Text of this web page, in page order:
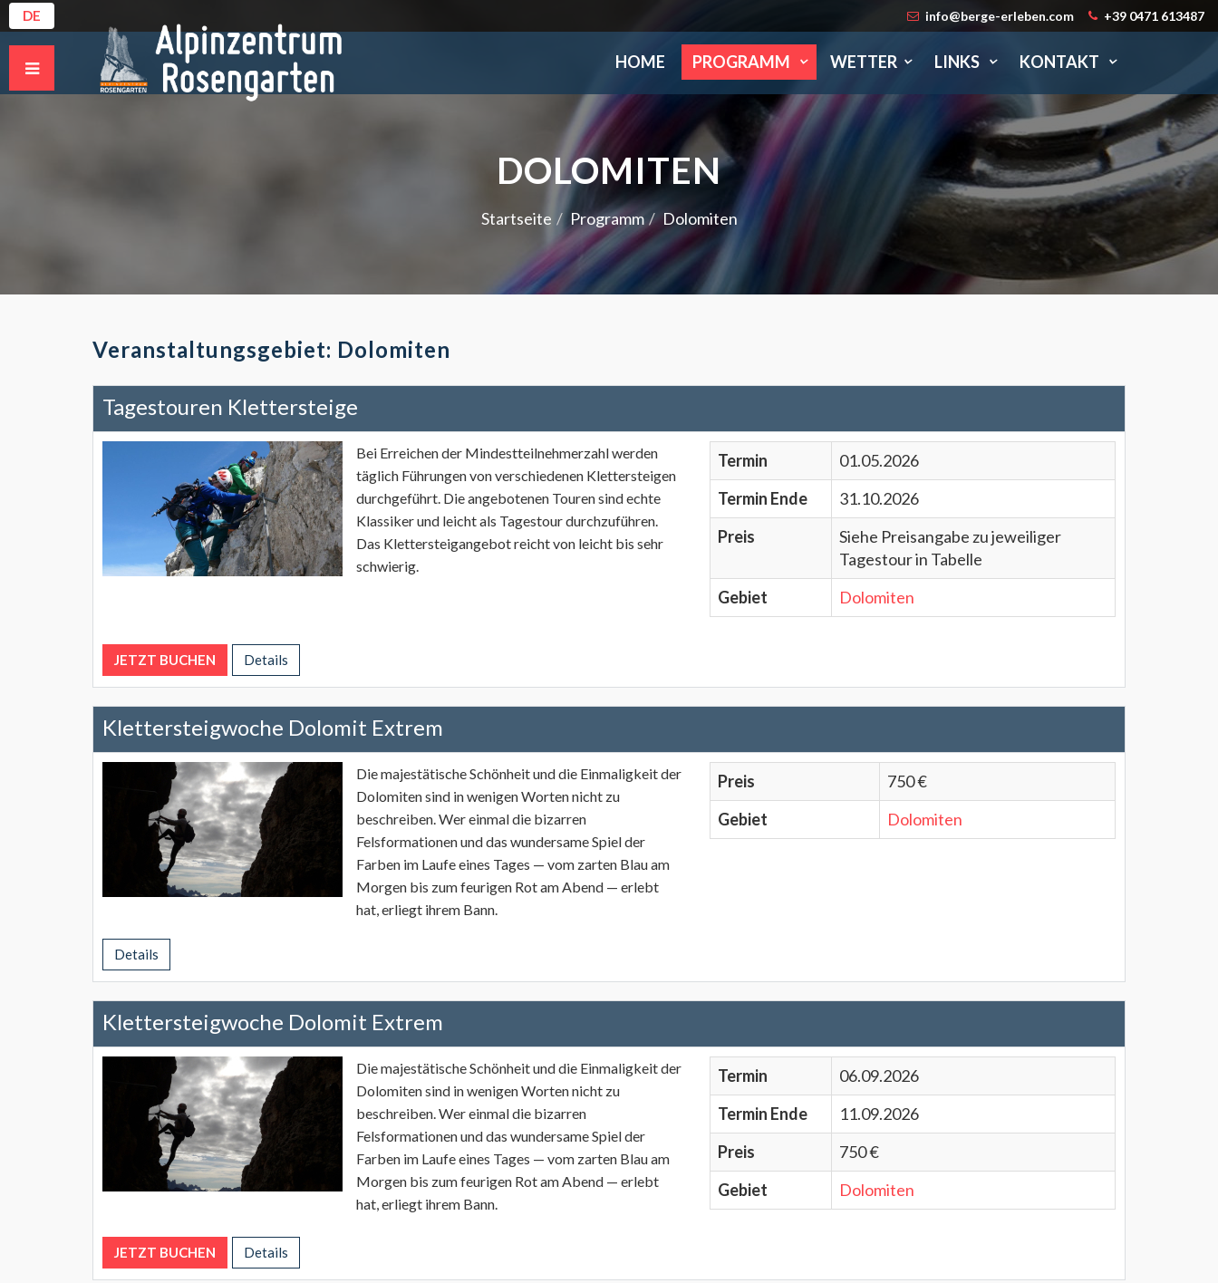
DE info@berge-erleben.com +39 0471 613487
HOME PROGRAMM WETTER LINKS KONTAKT
DOLOMITEN
Startseite Programm Dolomiten
Veranstaltungsgebiet: Dolomiten
Tagestouren Klettersteige
Bei Erreichen der Mindestteilnehmerzahl werden
täglich Führungen von verschiedenen Klettersteigen
durchgeführt. Die angebotenen Touren sind echte
Klassiker und leicht als Tagestour durchzuführen.
Das Klettersteigangebot reicht von leicht bis sehr
schwierig.
Termin
01.05.2026
Termin Ende
31.10.2026
Preis
Siehe Preisangabe zu jeweiliger
Tagestour in Tabelle
Gebiet
Dolomiten
JETZT BUCHEN Details
Klettersteigwoche Dolomit Extrem
Die majestätische Schönheit und die Einmaligkeit der
Dolomiten sind in wenigen Worten nicht zu
beschreiben. Wer einmal die bizarren
Felsformationen und das wundersame Spiel der
Farben im Laufe eines Tages — vom zarten Blau am
Morgen bis zum feurigen Rot am Abend — erlebt
hat, erliegt ihrem Bann.
Preis
750 €
Gebiet
Dolomiten
Details
Klettersteigwoche Dolomit Extrem
Die majestätische Schönheit und die Einmaligkeit der
Dolomiten sind in wenigen Worten nicht zu
beschreiben. Wer einmal die bizarren
Felsformationen und das wundersame Spiel der
Farben im Laufe eines Tages — vom zarten Blau am
Morgen bis zum feurigen Rot am Abend — erlebt
hat, erliegt ihrem Bann.
Termin
06.09.2026
Termin Ende
11.09.2026
Preis
750 €
Gebiet
Dolomiten
JETZT BUCHEN Details